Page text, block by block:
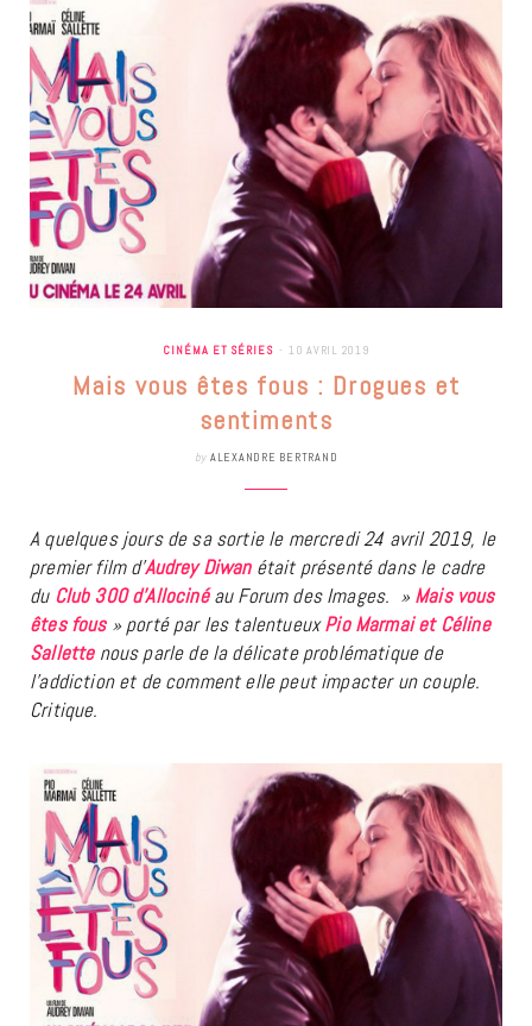
CINÉMA ET SÉRIES 10 AVRIL 2019
Mais vous êtes fous : Drogues et
sentiments
by ALEXANDRE BERTRAND
A quelques jours de sa sortie le mercredi 24 avril 2019, le
premier film d’Audrey Diwanétait présenté dans le cadre
du Club 300 d’Allocinéau Forum des Images. » Mais vous
êtes fous» porté par les talentueuxPio Marmai et Céline
Sallettenous parle de la délicate problématique de
l’addiction et de comment elle peut impacter un couple.
Critique.